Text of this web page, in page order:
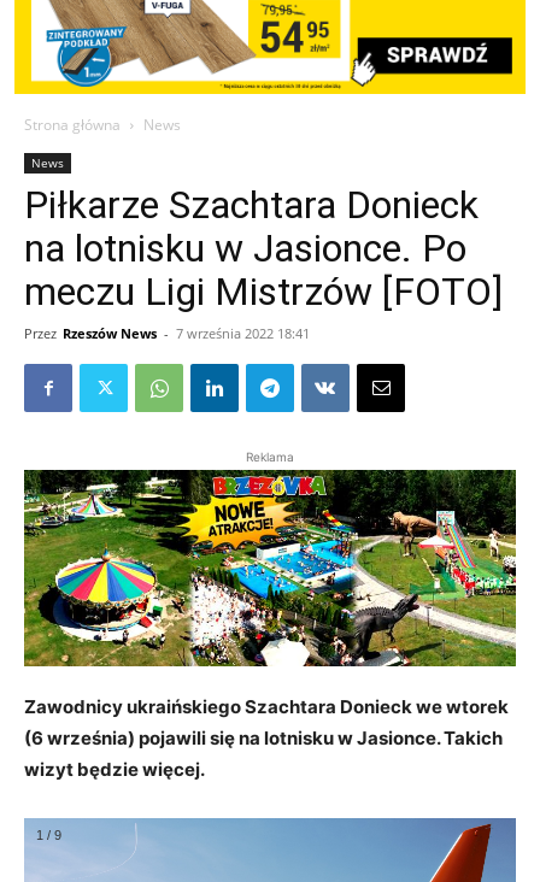
Strona główna News
News
Piłkarze Szachtara Donieck
na lotnisku w Jasionce. Po
meczu Ligi Mistrzów [FOTO]
Przez Rzeszów News - 7 września 2022 18:41
Reklama
Zawodnicy ukraińskiego Szachtara Donieck we wtorek
(6 września) pojawili się na lotnisku w Jasionce. Takich
wizyt będzie więcej.
1 / 9